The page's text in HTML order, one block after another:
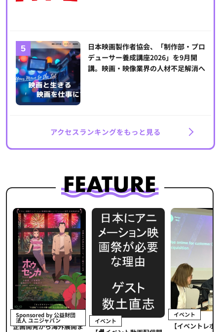
日本映画製作者協会、「制作部・プロ
デューサー養成講座2026」を9月開
講。映画・映像業界の人材不足解消へ
アクセスランキングをもっと見る
Sponsored by 公益財団
法人 ユニジャパン
企画開発から海外展開ま
イベント
イベント
【イベントレポ